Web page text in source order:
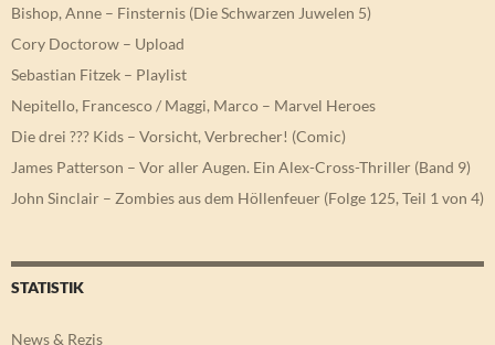
Bishop, Anne – Finsternis (Die Schwarzen Juwelen 5)
Cory Doctorow – Upload
Sebastian Fitzek – Playlist
Nepitello, Francesco / Maggi, Marco – Marvel Heroes
Die drei ??? Kids – Vorsicht, Verbrecher! (Comic)
James Patterson – Vor aller Augen. Ein Alex-Cross-Thriller (Band 9)
John Sinclair – Zombies aus dem Höllenfeuer (Folge 125, Teil 1 von 4)
STATISTIK
News & Rezis